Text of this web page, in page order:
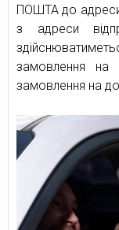
ПОШТА до адреси
з адреси
замовлення на
замовлення на